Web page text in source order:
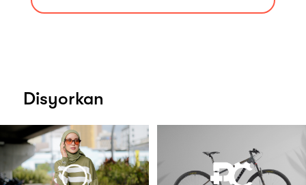
Disyorkan